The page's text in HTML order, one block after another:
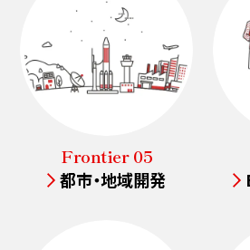
Frontier 05
都市・地域開発